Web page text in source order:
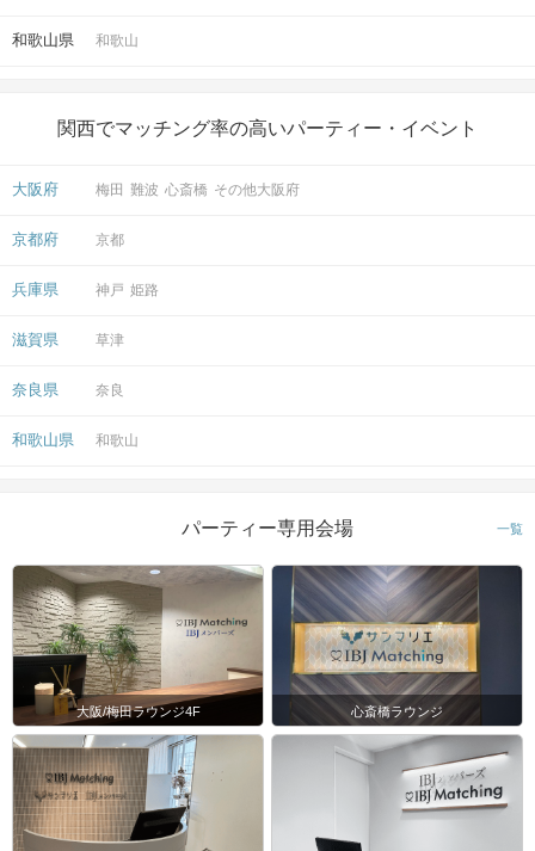
和歌山県 和歌山
関西でマッチング率の高いパーティー・イベント
大阪府 梅田 難波 心斎橋 その他大阪府
京都府 京都
兵庫県 神戸 姫路
滋賀県 草津
奈良県 奈良
和歌山県 和歌山
パーティー専用会場 一覧
大阪/梅田ラウンジ4F 心斎橋ラウンジ